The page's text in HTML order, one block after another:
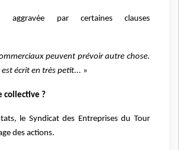
aggravée par certaines clauses
peuvent prévoir autre chose.
écrit en très petit... »
collective ?
le Syndicat des Entreprises du Tour
des actions.